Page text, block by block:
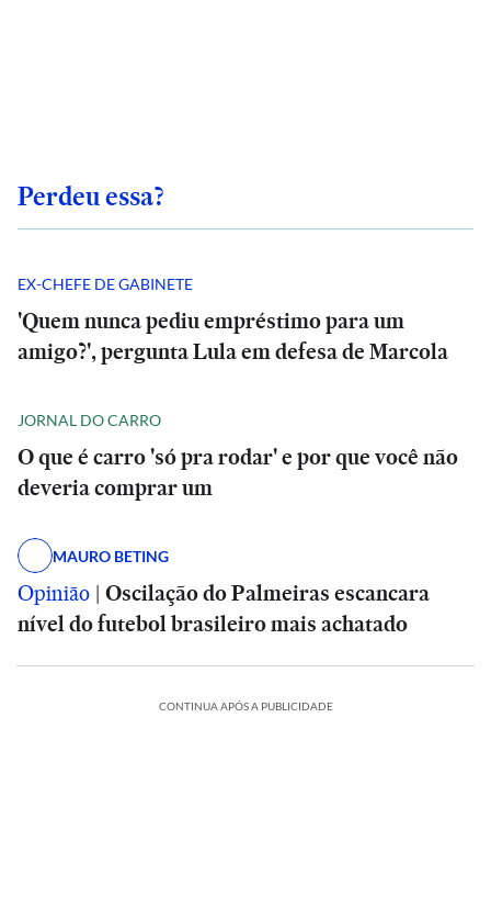
Perdeu essa?
EX-CHEFE DE GABINETE
'Quem nunca pediu empréstimo para um
amigo?', pergunta Lula em defesa de Marcola
JORNAL DO CARRO
O que é carro 'só pra rodar' e por que você não
deveria comprar um
MAURO BETING
Opinião | Oscilação do Palmeiras escancara
nível do futebol brasileiro mais achatado
CONTINUA APÓS A PUBLICIDADE